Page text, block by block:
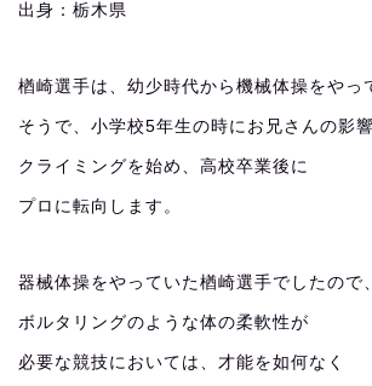
出身：栃木県
楢崎選手は、幼少時代から機械体操をやっ
そうで、小学校5年生の時にお兄さんの影
クライミングを始め、高校卒業後に
プロに転向します。
器械体操をやっていた楢崎選手でしたので、
ボルタリングのような体の柔軟性が
必要な競技においては、才能を如何なく